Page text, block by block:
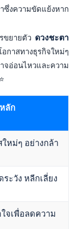
งความขัดแย้งหาก
ขยายตัว ดวงชะตา
าสทางธุรกิจใหม่ๆ
จอ่อนไหวและความ
ลัก
ใหม่ๆ อย่างกล้า
ะวัง หลีกเลี่ยง
จเพื่อลดความ